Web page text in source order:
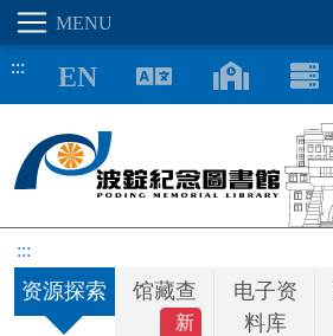
:::
:::
资源探索 馆藏查
新
电子资
料库